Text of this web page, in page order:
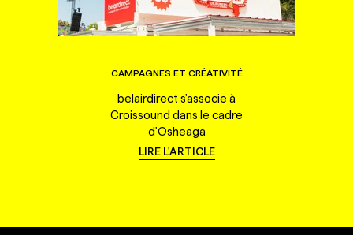
CAMPAGNES ET CRÉATIVITÉ
belairdirect s'associe à
Croissound dans le cadre
d'Osheaga
LIRE L'ARTICLE